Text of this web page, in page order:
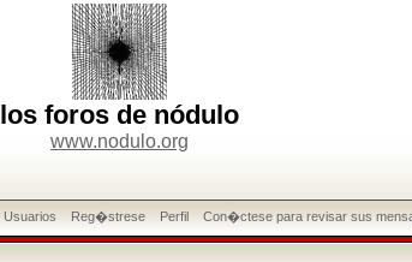
los foros de nódulo
www.nodulo.org
Usuarios Reg�strese Perfil Con�ctese para revisar sus